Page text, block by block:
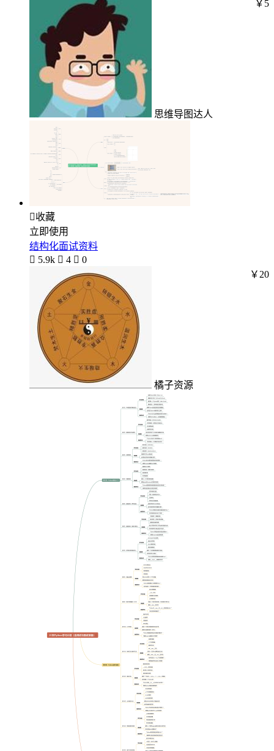
思维导图达人
￥5
收藏
立即使用
结构化面试资料
 5.9k  4  0
橘子资源
￥20